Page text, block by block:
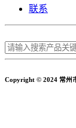
联系
Copyright © 2024 常州